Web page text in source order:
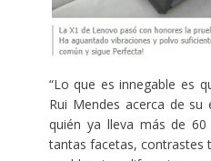
“Lo que es innegable es
Rui Mendes acerca de su
quién ya lleva más de 60
tantas facetas, contrastes